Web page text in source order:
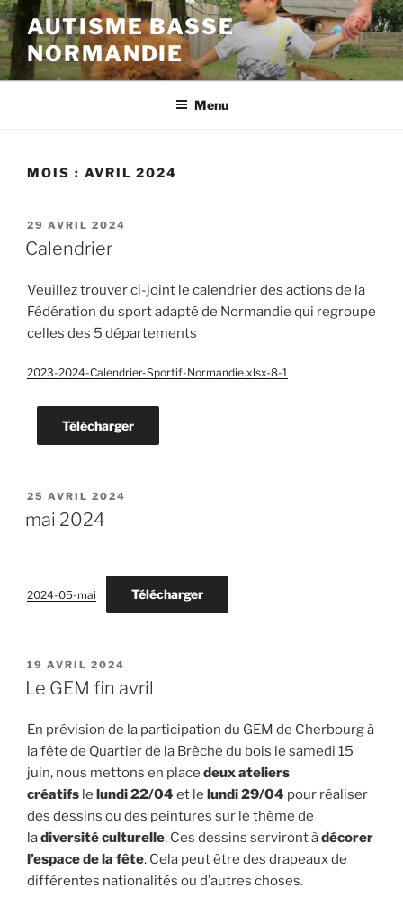
Aller
au
contenu
principal
AUTISME BASSE
NORMANDIE
Menu
MOIS : AVRIL 2024
PUBLIÉ
LE
29 AVRIL 2024
Calendrier
Veuillez trouver ci-joint le calendrier des actions de la
Fédération du sport adapté de Normandie qui regroupe
celles des 5 départements
2023-2024-Calendrier-Sportif-Normandie.xlsx-8-1
Télécharger
PUBLIÉ
25 AVRIL 2024
mai 2024
2024-05-mai Télécharger
PUBLIÉ
LE
19 AVRIL 2024
Le GEM fin avril
En prévision de la participation du GEM de Cherbourg à
la fête de Quartier de la Brèche du bois le samedi 15
juin, nous mettons en place deux ateliers
créatifs le lundi 22/04 et le lundi 29/04 pour réaliser
des dessins ou des peintures sur le thème de
ladiversité culturelle. Ces dessins serviront àdécorer
l’espace de la fête. Cela peut être des drapeaux de
différentes nationalités ou d’autres choses.